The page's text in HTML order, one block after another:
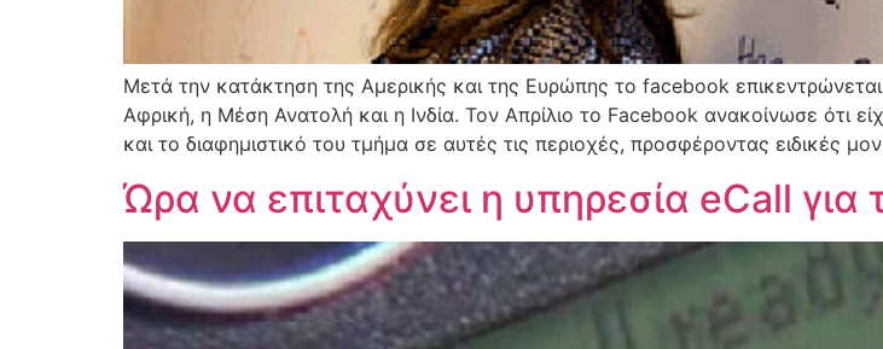
Μετά την κατάκτηση της Αμερικής και της Ευρώπης το facebook
Αφρική, η Μέση Ανατολή και η Ινδία. Τον Απρίλιο το Facebook ανακοίνωσε ότι
και το διαφημιστικό του τμήμα σε αυτές τις περιοχές, προσφέροντας ειδικές
Ώρα να επιταχύνει η υπηρεσία eCall για